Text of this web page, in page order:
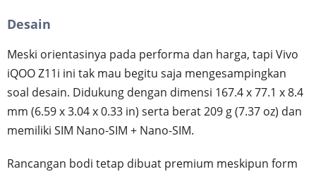
Desain
Meski orientasinya pada performa dan harga, tapi Vivo
iQOO Z11i ini tak mau begitu saja mengesampingkan
soal desain. Didukung dengan dimensi 167.4 x 77.1 x 8.4
mm (6.59 x 3.04 x 0.33 in) serta berat 209 g (7.37 oz) dan
memiliki SIM Nano-SIM + Nano-SIM.
Rancangan bodi tetap dibuat premium meskipun form